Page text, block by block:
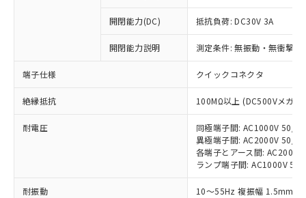
開閉能力(DC) 抵抗負荷: DC30V 3A
開閉能力説明 測定条件: 無振動・無衝撃
端子仕様 クイックコネクタ
絶縁抵抗 100MΩ以上 (DC500Vメガ)
耐電圧
同極端子間: AC1000V 50/
異極端子間: AC2000V 50/
各端子とアース間:
ランプ端子間: AC1000V
耐振動 10～55Hz 複振幅 1.5mm (
ご利用条件
以下の条件をお読みいただき、同意のうえ
本サービスは、当社制御機器事業取扱
商品の当社在庫状況および標準価格
対応済み：EU RoHS指令（10物質）の
非含有に対応した製品が提供可能な商品で
対応予定：EU RoHS指令（10物質）の非含
商品です。
対応予定なし：EU RoHS指令（10物質）の
非含有に非対応の商品で、対応品を出す予
調査・確認中：EU RoHS指令（10物質）の
非含有の対応状況を調査中または確認中の